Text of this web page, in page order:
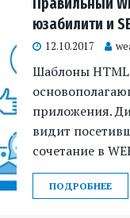
юзабилити и
12.10.2017
Шаблоны
приложения.
видит
сочетание в
ПОДРОБНЕЕ